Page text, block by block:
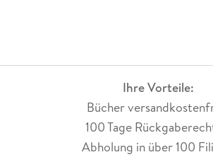
Ihre Vorteile:
Bücher
100 Tage
Abholung in über 100